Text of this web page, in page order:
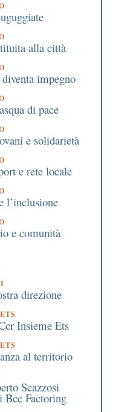
alla città
impegno
di pace
e solidarietà
e rete locale
l’inclusione
e comunità
direzione
Insieme Ets
al territorio
Scazzosi
Bcc Factoring